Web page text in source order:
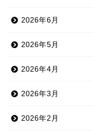
2026年6月
2026年5月
2026年4月
2026年3月
2026年2月